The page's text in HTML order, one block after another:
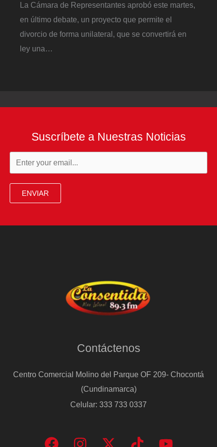
La Cámara de Representantes aprobó este martes,
en último debate, un proyecto que permite el
divorcio de forma unilateral, que se convertirá en
ley una…
Suscríbete a Nuestras Noticias
ENVIAR
Contáctenos
Centro Comercial Molino del Parque OF 209- Chocontá
(Cundinamarca)
Celular: 333 733 0337